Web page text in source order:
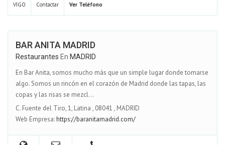
VIGO Contactar Ver Teléfono
BAR ANITA MADRID
Restaurantes En MADRID
En Bar Anita, somos mucho más que un simple lugar donde tomarse
algo. Somos un rincón en el corazón de Madrid donde las tapas, las
copas y las risas se mezcl...
C. Fuente del Tiro, 1, Latina , 08041 , MADRID
Web Empresa:https://baranitamadrid.com/